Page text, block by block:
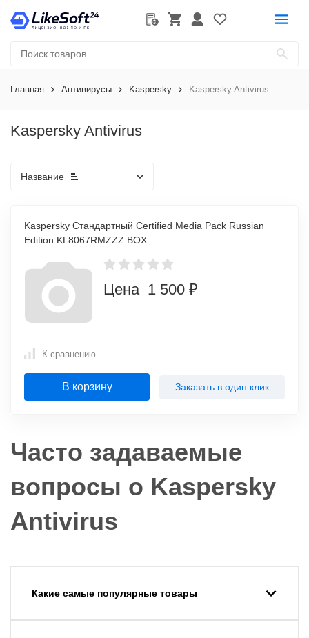
Главная Антивирусы Kaspersky Kaspersky Antivirus
Kaspersky Antivirus
Название
Kaspersky Стандартный Certified Media Pack Russian
Edition KL8067RMZZZ BOX
Цена 1 500 ₽
К сравнению
В корзину Заказать в один клик
Часто задаваемые
вопросы о Kaspersky
Antivirus
Какие самые популярные товары